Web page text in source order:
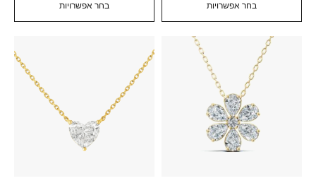
בחר אפשרויות בחר אפשרויות